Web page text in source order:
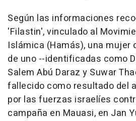
Según las informaciones
'Filastin', vinculado al
Islámica (Hamás), una mujer
de uno --identificadas como
Salem Abú Daraz y Suwar
fallecido como resultado del
por las fuerzas israelíes
campaña en Mauasi, en Jan